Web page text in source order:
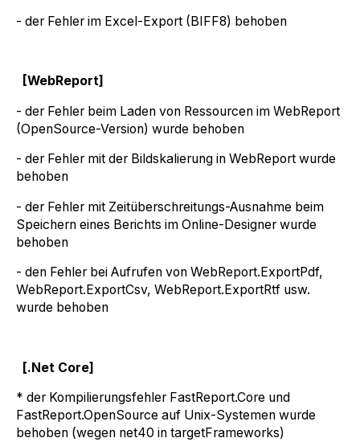
- der Fehler im Excel-Export (BIFF8) behoben
[WebReport]
- der Fehler beim Laden von Ressourcen im WebReport
(OpenSource-Version) wurde behoben
- der Fehler mit der Bildskalierung in WebReport wurde
behoben
- der Fehler mit Zeitüberschreitungs-Ausnahme beim
Speichern eines Berichts im Online-Designer wurde
behoben
- den Fehler bei Aufrufen von WebReport.ExportPdf,
WebReport.ExportCsv, WebReport.ExportRtf usw.
wurde behoben
[.Net Core]
* der Kompilierungsfehler FastReport.Core und
FastReport.OpenSource auf Unix-Systemen wurde
behoben (wegen net40 in targetFrameworks)